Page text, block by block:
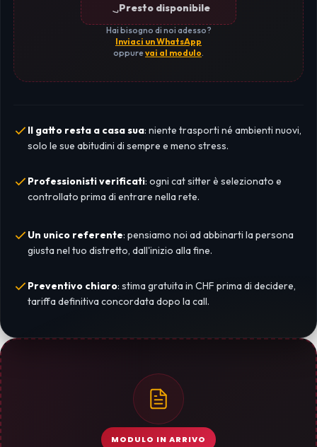
Presto disponibile
Hai bisogno di noi adesso?
Inviaci un WhatsApp
oppurevai al modulo.
Il gatto resta a casa sua: niente trasporti né ambienti nuovi,
solo le sue abitudini di sempre e meno stress.
Professionisti verificati: ogni cat sitter è selezionato e
controllato prima di entrare nella rete.
Un unico referente: pensiamo noi ad abbinarti la persona
giusta nel tuo distretto, dall'inizio alla fine.
Preventivo chiaro: stima gratuita in CHF prima di decidere,
tariffa definitiva concordata dopo la call.
MODULO IN ARRIVO